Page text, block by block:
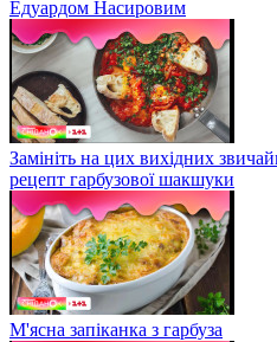
Едуардом Насировим
Замініть на цих вихідних
рецепт гарбузової шакшуки
М'ясна запіканка з гарбуза